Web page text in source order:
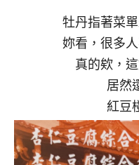
牡丹指著菜
妳看，很多
真的欸，
居然
紅豆